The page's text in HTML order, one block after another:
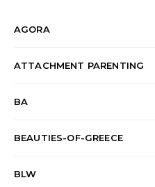
AGORA
ATTACHMENT PARENTING
BA
BEAUTIES-OF-GREECE
BLW